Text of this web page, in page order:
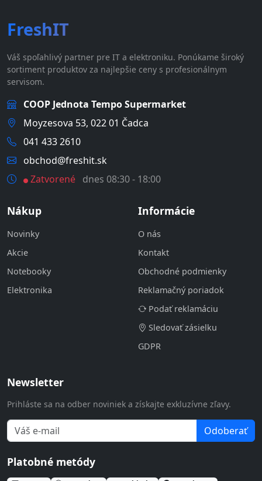
FreshIT
Váš spoľahlivý partner pre IT a elektroniku. Ponúkame široký
sortiment produktov za najlepšie ceny s profesionálnym
servisom.
COOP Jednota Tempo Supermarket
Moyzesova 53, 022 01 Čadca
041 433 2610
obchod@freshit.sk
Zatvorené dnes 08:30 - 18:00
Nákup
Novinky
Akcie
Notebooky
Elektronika
Informácie
O nás
Kontakt
Obchodné podmienky
Reklamačný poriadok
Podať reklamáciu
Sledovať zásielku
GDPR
Newsletter
Prihláste sa na odber noviniek a získajte exkluzívne zľavy.
Odoberať
Platobné metódy